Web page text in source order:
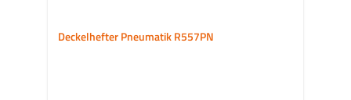
Deckelhefter Pneumatik R557PN